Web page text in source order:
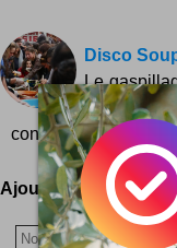
Disco
Le
que de
consommateurs, il...
Ajoutez votre avis !